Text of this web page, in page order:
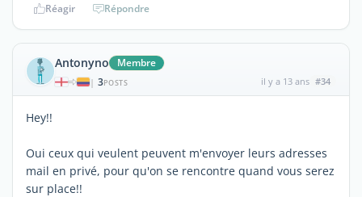
Réagir Répondre
Antonyno Membre
| 3POSTS il y a 13 ans #34
Hey!!
Oui ceux qui veulent peuvent m'envoyer leurs adresses
mail en privé, pour qu'on se rencontre quand vous serez
sur place!!